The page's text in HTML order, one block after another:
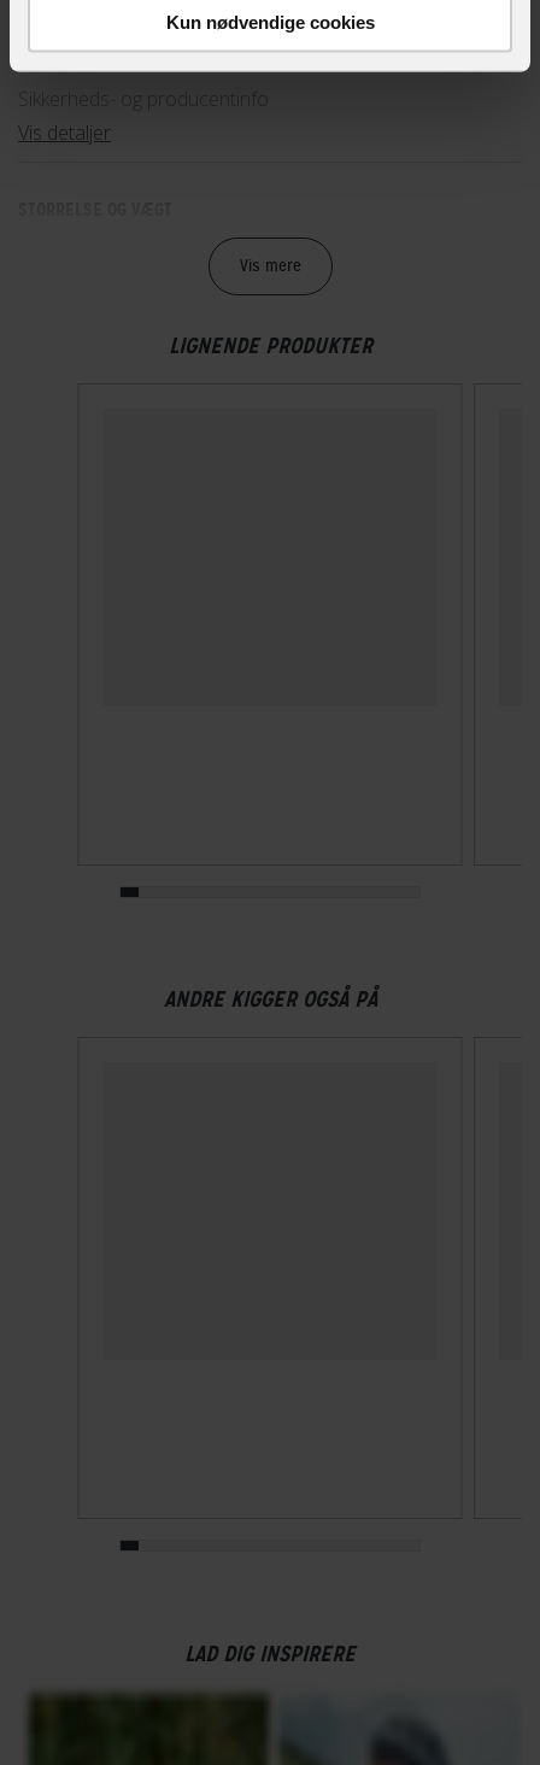
Kun nødvendige cookies
Sikkerheds- og producentinfo
Vis detaljer
Vis mere
LIGNENDE PRODUKTER
ANDRE KIGGER OGSÅ PÅ
LAD DIG INSPIRERE